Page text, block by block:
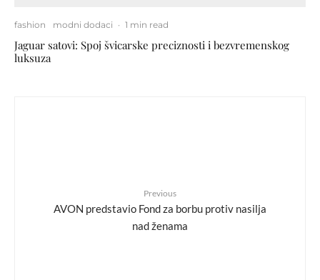
fashion modni dodaci · 1 min read
Jaguar satovi: Spoj švicarske preciznosti i bezvremenskog
luksuza
Previous
AVON predstavio Fond za borbu protiv nasilja
nad ženama